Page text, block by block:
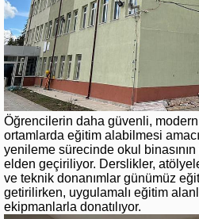
Öğrencilerin daha güvenli,
ortamlarda eğitim alabilmesi
yenileme sürecinde okul
elden geçiriliyor. Derslikler,
ve teknik donanımlar günümüz
getirilirken, uygulamalı eğitim
ekipmanlarla donatılıyor.